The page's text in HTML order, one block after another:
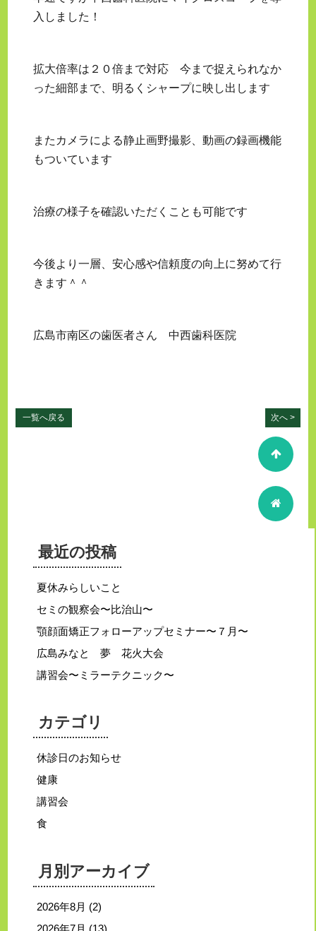
入しました！
拡大倍率は２０倍まで対応 今まで捉えられなか
った細部まで、明るくシャープに映し出します
またカメラによる静止画野撮影、動画の録画機能
もついています
治療の様子を確認いただくことも可能です
今後より一層、安心感や信頼度の向上に努めて行
きます＾＾
広島市南区の歯医者さん 中西歯科医院
一覧へ戻る 次へ >
最近の投稿
夏休みらしいこと
セミの観察会〜比治山〜
顎顔面矯正フォローアップセミナー〜７月〜
広島みなと 夢 花火大会
講習会〜ミラーテクニック〜
カテゴリ
休診日のお知らせ
健康
講習会
食
月別アーカイブ
2026年8月 (2)
2026年7月 (13)